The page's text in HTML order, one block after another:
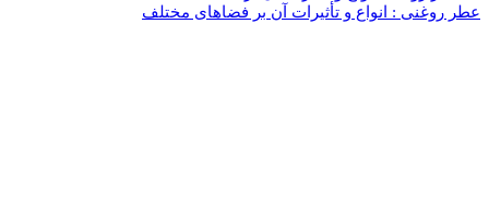
عطر روغنی : انواع و تأثیرات آن بر فضاهای مختلف